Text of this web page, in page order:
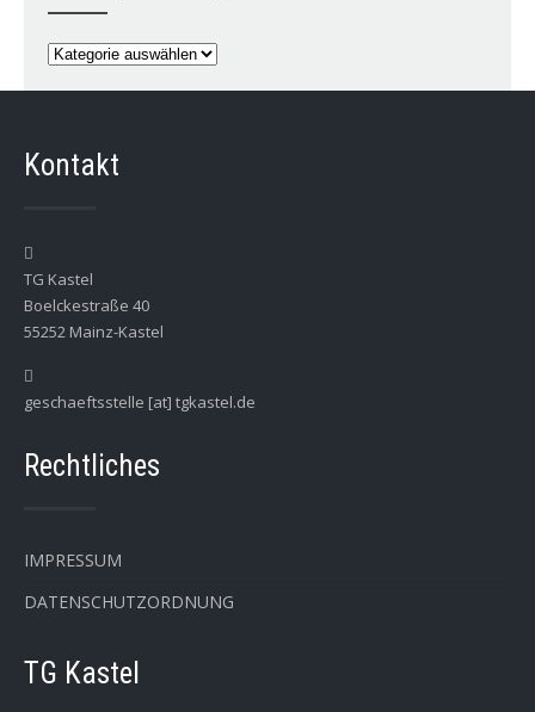
News
Kontakt
TG Kastel
Boelckestraße 40
55252 Mainz-Kastel
geschaeftsstelle [at] tgkastel.de
Rechtliches
IMPRESSUM
DATENSCHUTZORDNUNG
TG Kastel